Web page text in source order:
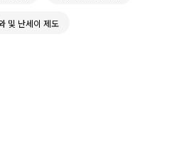
및 난세이 제도